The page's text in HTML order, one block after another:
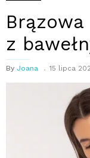
z
By Joana 15 lipca